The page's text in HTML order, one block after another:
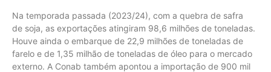
Na temporada passada (2023/24), com a quebra de safra
de soja, as exportações atingiram 98,6 milhões de toneladas.
Houve ainda o embarque de 22,9 milhões de toneladas de
farelo e de 1,35 milhão de toneladas de óleo para o mercado
externo. A Conab também apontou a importação de 900 mil